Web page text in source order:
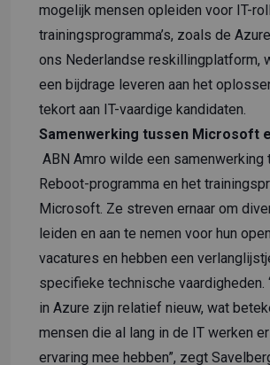
mogelijk mensen opleiden voor IT-
trainingsprogramma’s, zoals de
ons Nederlandse reskillingplatform,
een bijdrage leveren aan het
tekort aan IT-vaardige kandidaten.
Samenwerking tussen Microsoft
ABN Amro wilde een samenwerking
Reboot-programma en het
Microsoft. Ze streven ernaar om
leiden en aan te nemen voor hun
vacatures en hebben een
specifieke technische vaardigheden.
in Azure zijn relatief nieuw, wat
mensen die al lang in de IT werken
ervaring mee hebben”, zegt